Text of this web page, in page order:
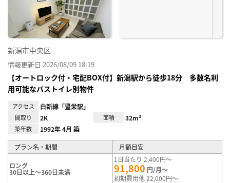
新潟市中央区
情報更新日 2026/08/09 18:19
【オートロック付・宅配BOX付】新潟駅から徒歩18分 多数名利
用可能なバストイレ別物件
アクセス 白新線「豊栄駅」
間取り 2K 面積 32m²
築年数 1992年 4月 築
プラン名・期間 月額目安
ロング
30日以上～360日未満
1日当たり 2,400円～
91,800 円/月～
初期費用他 22,000円～